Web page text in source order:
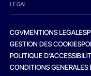
LEGAL
CGVMENTIONS LEGALES
GESTION DES COOKIES
POLITIQUE
CONDITIONS GENERALES